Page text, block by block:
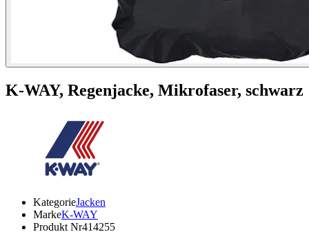
K-WAY, Regenjacke, Mikrofaser, schwarz
KategorieJacken
MarkeK-WAY
Produkt Nr414255